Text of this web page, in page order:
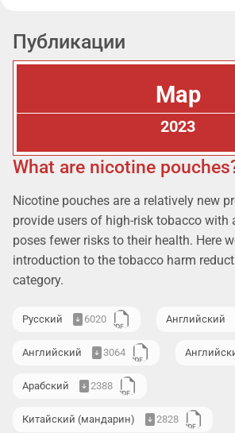
Публикации
Мар
2023
What are nicotine
Nicotine pouches are a relatively new
provide users of high-risk tobacco with
poses fewer risks to their health. Here
introduction to the tobacco harm
category.
Русский 6020 Английский
Английский 3064
Арабский 2388
Китайский (мандарин) 2828